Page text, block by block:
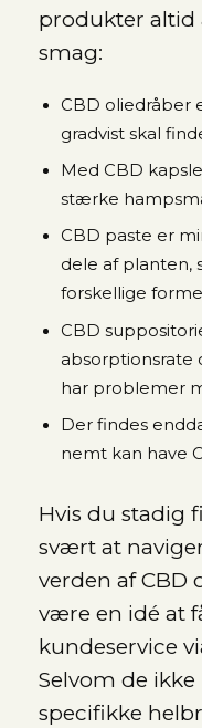
produkter altid
smag:
CBD oliedråber
gradvist skal
Med CBD
stærke
CBD paste er
dele af planten,
forskellige
CBD
absorptionsrate
har problemer
Der findes
nemt kan have
Hvis du stadig
svært at
verden af CBD
være en idé at
kundeservice
Selvom de
specifikke